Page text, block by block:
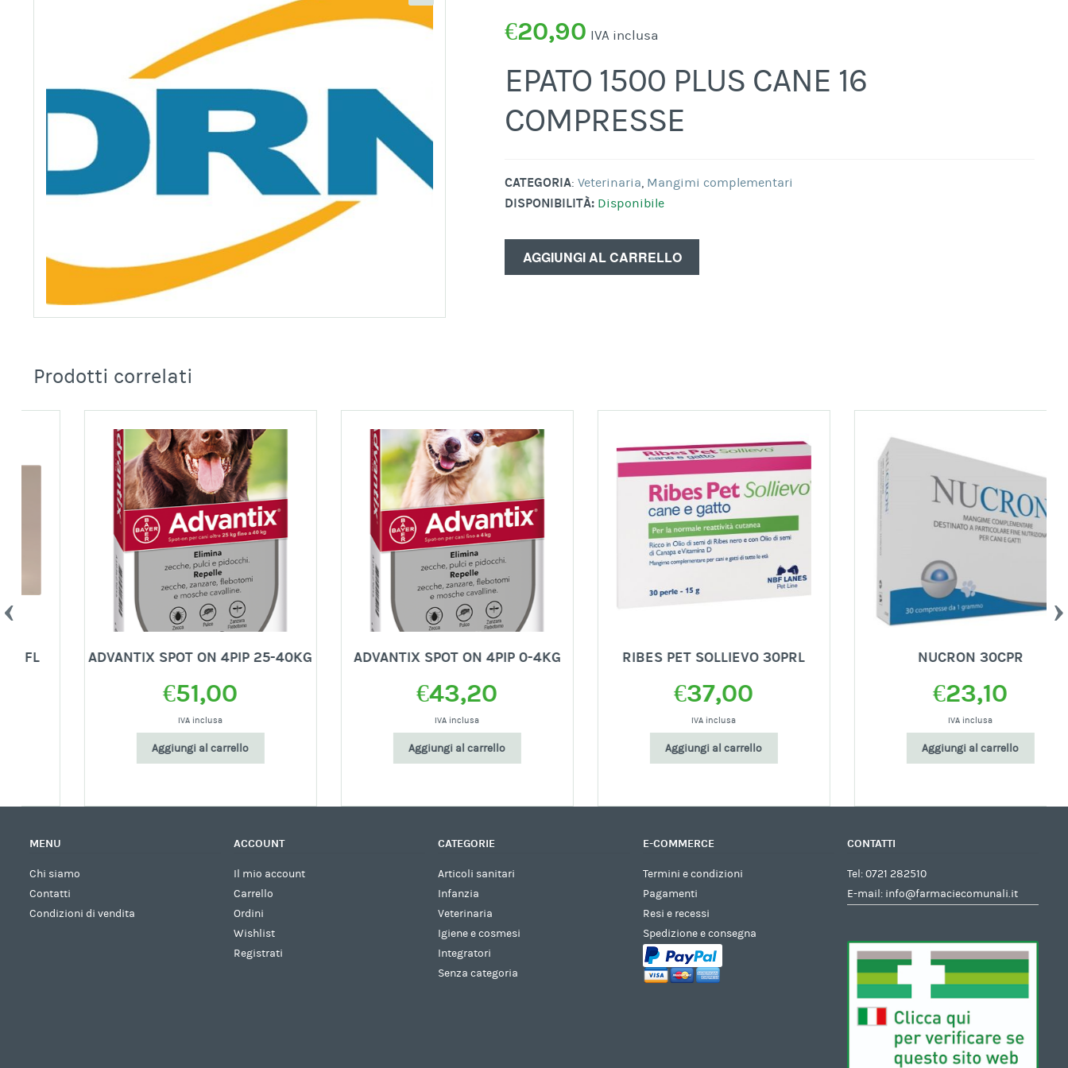
€20,90 IVA inclusa
EPATO 1500 PLUS CANE 16
COMPRESSE
CATEGORIA: Veterinaria, Mangimi complementari
DISPONIBILITÀ: Disponibile
AGGIUNGI AL CARRELLO
Prodotti correlati
ADVANTIX SPOT ON 4PIP 25-40KG
51,00
Aggiungi al carrello
ADVANTIX SPOT ON 4PIP 0-4KG
43,20
Aggiungi al carrello
RIBES PET SOLLIEVO 30PRL
37,00
Aggiungi al carrello
NUCRON 30CPR
23,10
Aggiungi al carrello
MENU
Chi siamo
Contatti
Condizioni di vendita
ACCOUNT
Il mio account
Carrello
Ordini
Wishlist
Registrati
CATEGORIE
Articoli sanitari
Infanzia
Veterinaria
Igiene e cosmesi
Integratori
Senza categoria
E-COMMERCE
Termini e condizioni
Pagamenti
Resi e recessi
Spedizione e consegna
CONTATTI
Tel:0721 282510
E-mail: info@farmaciecomunali.it